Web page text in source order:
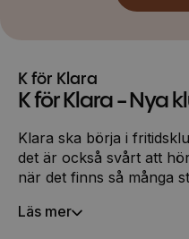
K för Klara
K för Klara - Nya
Klara ska börja i
det är också svårt att
när det finns så många
också gärna pröva på.
Läs mer